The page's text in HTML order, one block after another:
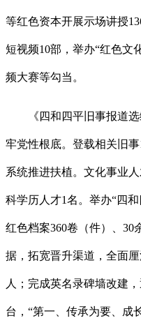
等红色资本开展示场讲授
短视频10部，举办“红色文
频大赛等勾当。
《四和四平旧事报道选
牢党性根底。登载相关旧事
系统推进扶植。文化事业
科学历人才1名。举办“四
红色档案360卷（件）、30
据，拓宽晋升渠道，全面
人；完成英名录碑墙改建
台，“第一、传承为要、成